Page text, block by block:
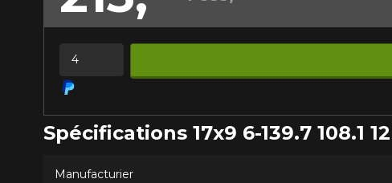
Spécifications 17x9 6-139.7 108.1 12
Manufacturier
véhicule directement avant de commander.